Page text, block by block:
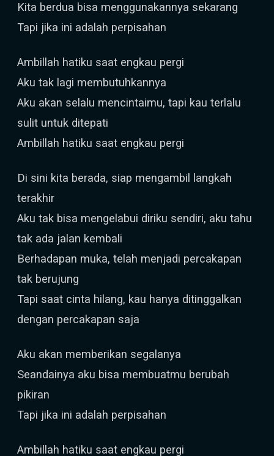
Kita berdua bisa menggunakannya sekarang
Tapi jika ini adalah perpisahan
Ambillah hatiku saat engkau pergi
Aku tak lagi membutuhkannya
Aku akan selalu mencintaimu, tapi kau terlalu
sulit untuk ditepati
Ambillah hatiku saat engkau pergi
Di sini kita berada, siap mengambil langkah
terakhir
Aku tak bisa mengelabui diriku sendiri, aku tahu
tak ada jalan kembali
Berhadapan muka, telah menjadi percakapan
tak berujung
Tapi saat cinta hilang, kau hanya ditinggalkan
dengan percakapan saja
Aku akan memberikan segalanya
Seandainya aku bisa membuatmu berubah
pikiran
Tapi jika ini adalah perpisahan
Ambillah hatiku saat engkau pergi